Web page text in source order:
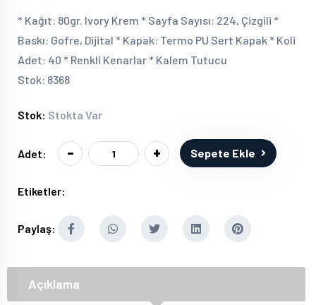
* Kağıt: 80gr. Ivory Krem * Sayfa Sayısı: 224, Çizgili *
Baskı: Gofre, Dijital * Kapak: Termo PU Sert Kapak * Koli
Adet: 40 * Renkli Kenarlar * Kalem Tutucu
Stok: 8368
Stok: Stokta Var
Adet: - + Sepete Ekle
Etiketler:
Paylaş:
Açıklama